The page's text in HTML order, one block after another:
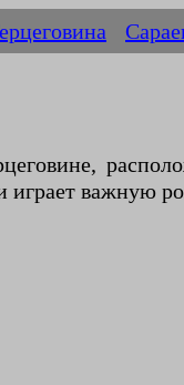
важную